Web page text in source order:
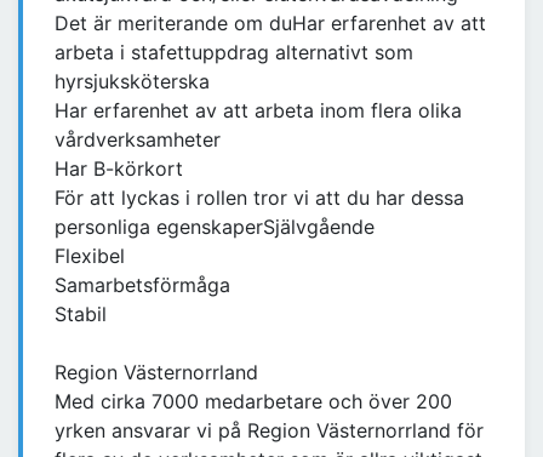
Det är meriterande om duHar erfarenhet av att
arbeta i stafettuppdrag alternativt som
hyrsjuksköterska
Har erfarenhet av att arbeta inom flera olika
vårdverksamheter
Har B-körkort
För att lyckas i rollen tror vi att du har dessa
personliga egenskaperSjälvgående
Flexibel
Samarbetsförmåga
Stabil
Region Västernorrland
Med cirka 7000 medarbetare och över 200
yrken ansvarar vi på Region Västernorrland för